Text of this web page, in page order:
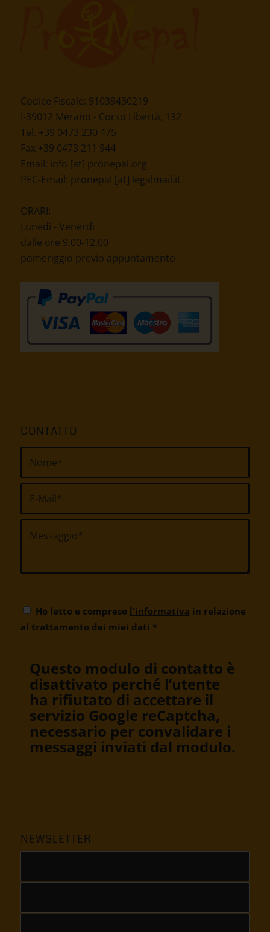
Codice Fiscale: 91039430219
I-39012 Merano - Corso Libertà, 132
Tel. +39 0473 230 475
Fax +39 0473 211 944
Email: info [at] pronepal.org
PEC-Email: pronepal [at] legalmail.it
ORARI:
Lunedì - Venerdì
dalle ore 9.00-12.00
pomeriggio previo appuntamento
CONTATTO
Ho letto e compreso l'informativa in relazione
al trattamento dei miei dati *
Questo modulo di contatto è
disattivato perché l’utente
ha rifiutato di accettare il
servizio Google reCaptcha,
necessario per convalidare i
messaggi inviati dal modulo.
NEWSLETTER